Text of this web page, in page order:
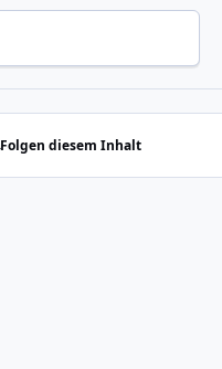
Folgen diesem Inhalt